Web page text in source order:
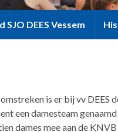
SJO DEES Vessem
is er bij vv DEES
een damesteam
dames mee aan de